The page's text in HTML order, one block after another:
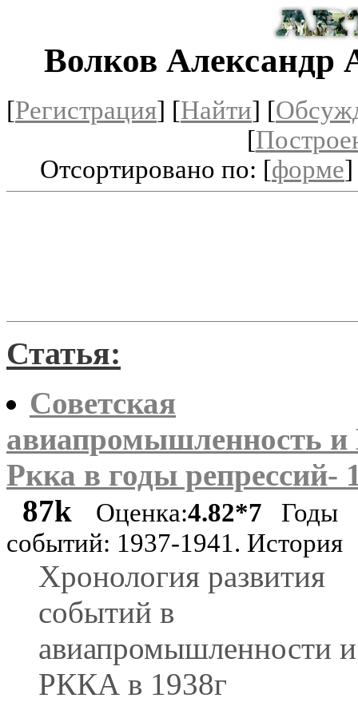
Волков Александр
[Регистрация] [Найти] [
[
Отсортировано по: [форме
Статья:
Советская
авиапромышленность и
Ркка в годы репрессий-
87k
Оценка:4.82*7 Годы
событий: 1937-1941. История
Хронология развития
событий в
авиапромышленности
РККА в 1938г